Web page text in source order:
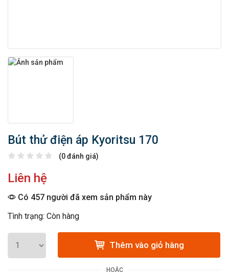
Bút thử điện áp Kyoritsu 170
(0 đánh giá)
Liên hệ
Có 457 người đã xem sản phẩm này
Tình trạng: Còn hàng
Thêm vào giỏ hàng
HOẶC